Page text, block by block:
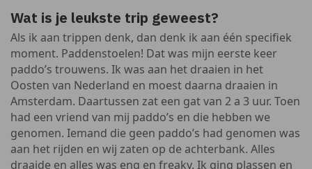
Wat is je leukste trip geweest?
Als ik aan trippen denk, dan denk ik aan één specifiek
moment. Paddenstoelen! Dat was mijn eerste keer
paddo’s trouwens. Ik was aan het draaien in het
Oosten van Nederland en moest daarna draaien in
Amsterdam. Daartussen zat een gat van 2 a 3 uur. Toen
had een vriend van mij paddo’s en die hebben we
genomen. Iemand die geen paddo’s had genomen was
aan het rijden en wij zaten op de achterbank. Alles
draaide en alles was eng en freaky. Ik ging plassen en